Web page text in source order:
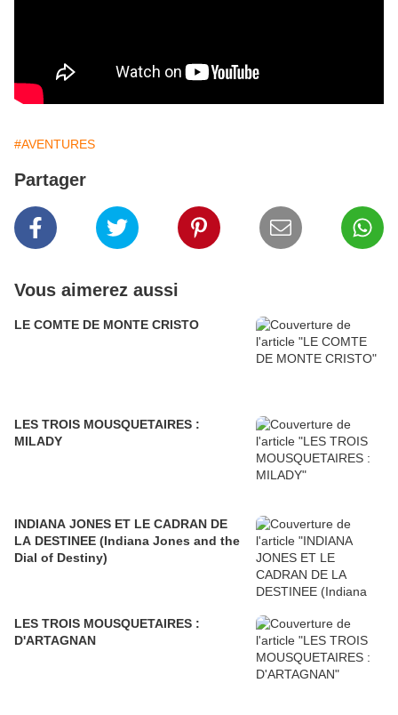
#AVENTURES
Partager
Vous aimerez aussi
LE COMTE DE MONTE CRISTO
LES TROIS MOUSQUETAIRES :
MILADY
INDIANA JONES ET LE CADRAN DE
LA DESTINEE (Indiana Jones and the
Dial of Destiny)
LES TROIS MOUSQUETAIRES :
D'ARTAGNAN